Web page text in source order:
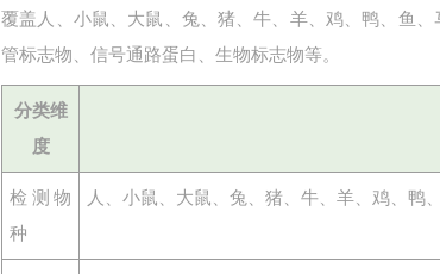
覆盖人、小鼠、大鼠、兔、猪、牛、羊、鸡、鸭、鱼
管标志物、信号通路蛋白、生物标志物等。
分类维
度
检测物
种
人、小鼠、大鼠、兔、猪、牛、羊、鸡、鸭